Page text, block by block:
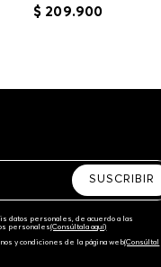
$ 209.900
SUSCRIBIR
datos personales, de acuerdo a las
personales‎(Consúltala aquí)
y condiciones de la página web‎(Consúltal